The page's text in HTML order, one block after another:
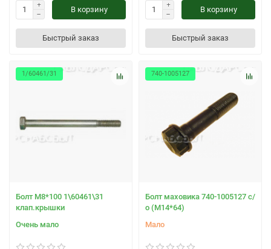
В корзину
Быстрый заказ
В корзину
Быстрый заказ
1/60461/31
Болт М8*100 1\60461\31
клап.крышки
Очень мало
740-1005127
Болт маховика 740-1005127 с/
о (М14*64)
Мало